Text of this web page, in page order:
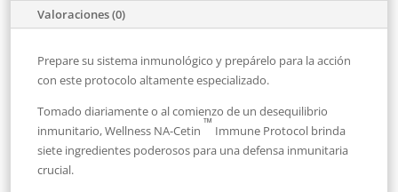
Valoraciones (0)
Prepare su sistema inmunológico y prepárelo para la acción
con este protocolo altamente especializado.
Tomado diariamente o al comienzo de un desequilibrio
inmunitario, Wellness NA-Cetin
™
Immune Protocol brinda
siete ingredientes poderosos para una defensa inmunitaria
crucial.